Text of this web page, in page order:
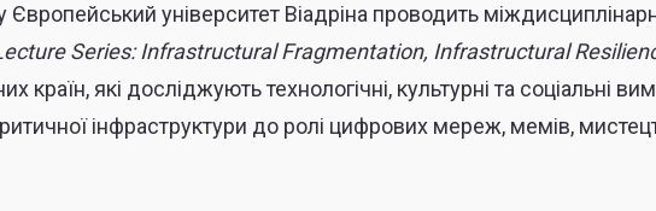
університет Віадріна проводить
Series: Infrastructural Fragmentation, Infrastructural
країн, які досліджують технологічні, культурні та соціальні
критичної інфраструктури до ролі цифрових мереж, мемів,